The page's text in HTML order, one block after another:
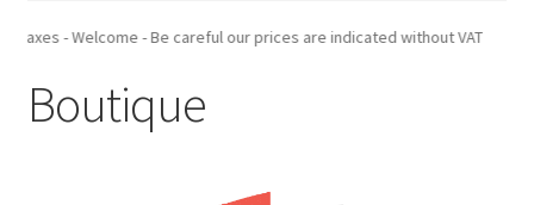
Mon compte
Paiement
hors taxes - Welcome - Be careful our prices are indicated without
Boutique